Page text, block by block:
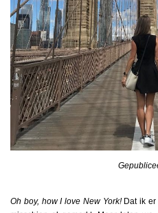
Oh boy, how I love New York! Dat ik